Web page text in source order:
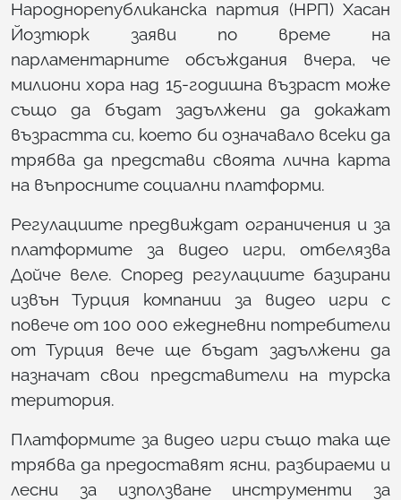
Народнорепубликанска партия (НРП) Хасан
Йозтюрк заяви по време на
парламентарните обсъждания вчера, че
милиони хора над 15-годишна възраст може
също да бъдат задължени да докажат
възрастта си, което би означавало всеки да
трябва да представи своята лична карта
на въпросните социални платформи.
Регулациите предвиждат ограничения и за
платформите за видео игри, отбелязва
Дойче веле. Според регулациите базирани
извън Турция компании за видео игри с
повече от 100 000 ежедневни потребители
от Турция вече ще бъдат задължени да
назначат свои представители на турска
територия.
Платформите за видео игри също така ще
трябва да предоставят ясни, разбираеми и
лесни за използване инструменти за